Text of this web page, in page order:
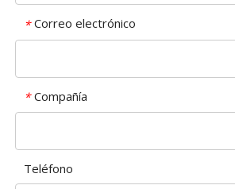
* Correo electrónico
* Compañía
Teléfono